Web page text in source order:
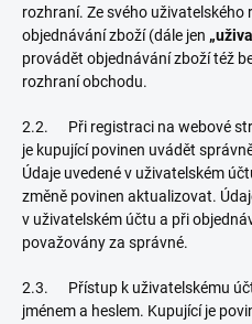
rozhraní. Ze svého
objednávání zboží (dále jen
provádět objednávání zboží též
rozhraní obchodu.
2.2. Při registraci na webové
je kupující povinen uvádět
Údaje uvedené v uživatelském
změně povinen aktualizovat.
v uživatelském účtu a při
považovány za správné.
2.3. Přístup k uživatelskému
jménem a heslem. Kupující je